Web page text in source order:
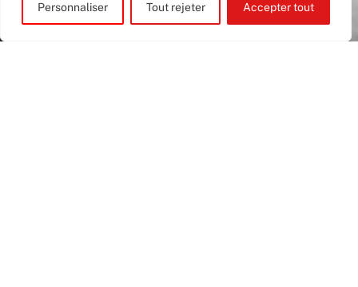
Personnaliser Tout rejeter Accepter tout